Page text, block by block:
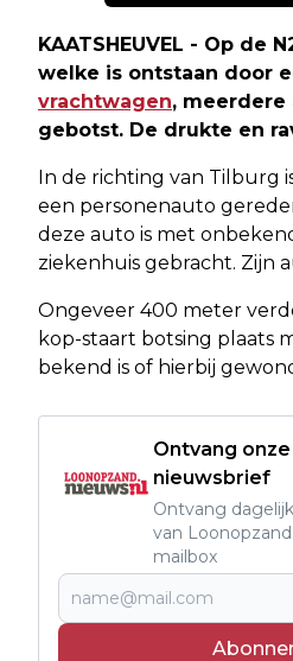
KAATSHEUVEL - Op de
welke is ontstaan door
vrachtwagen, meerdere
gebotst. De drukte en
In de richting van Tilburg
een personenauto
deze auto is met
ziekenhuis gebracht. Zijn
Ongeveer 400 meter
kop-staart botsing plaats
bekend is of hierbij
Ontvang
nieuwsbrief
Ontvang
van
mailbox